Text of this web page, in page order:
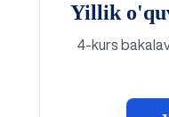
Yillik
4-kurs